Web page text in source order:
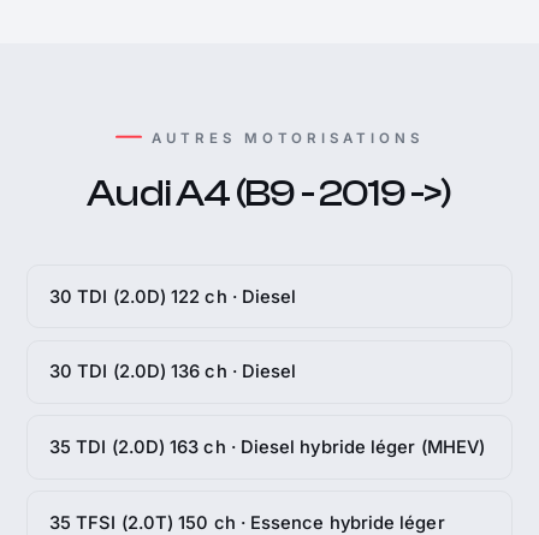
AUTRES MOTORISATIONS
Audi A4 (B9 - 2019 ->)
30 TDI (2.0D) 122 ch · Diesel
30 TDI (2.0D) 136 ch · Diesel
35 TDI (2.0D) 163 ch · Diesel hybride léger (MHEV)
35 TFSI (2.0T) 150 ch · Essence hybride léger